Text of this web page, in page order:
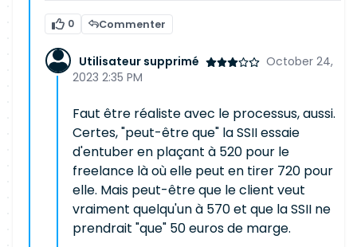
0 Commenter
Utilisateur supprimé
October 24,
2023 2:35 PM
Faut être réaliste avec le processus, aussi.
Certes, "peut-être que" la SSII essaie
d'entuber en plaçant à 520 pour le
freelance là où elle peut en tirer 720 pour
elle. Mais peut-être que le client veut
vraiment quelqu'un à 570 et que la SSII ne
prendrait "que" 50 euros de marge.